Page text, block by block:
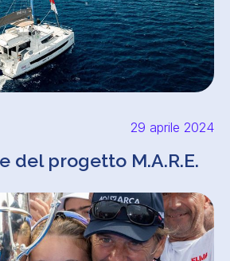
29 aprile 2024
del progetto M.A.R.E.